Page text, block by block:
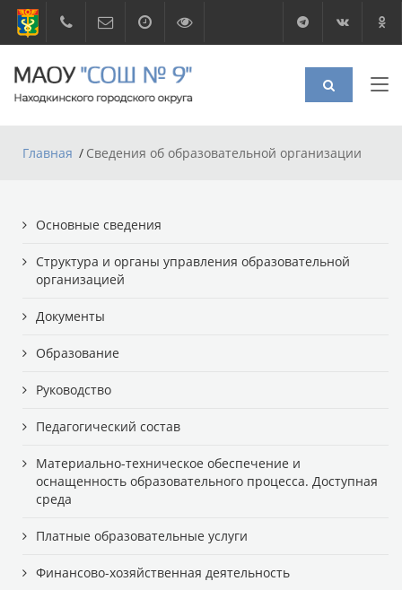
Главная Сведения об образовательной организации
Основные сведения
Структура и органы управления образовательной
организацией
Документы
Образование
Руководство
Педагогический состав
Материально-техническое обеспечение и
оснащенность образовательного процесса. Доступная
среда
Платные образовательные услуги
Финансово-хозяйственная деятельность